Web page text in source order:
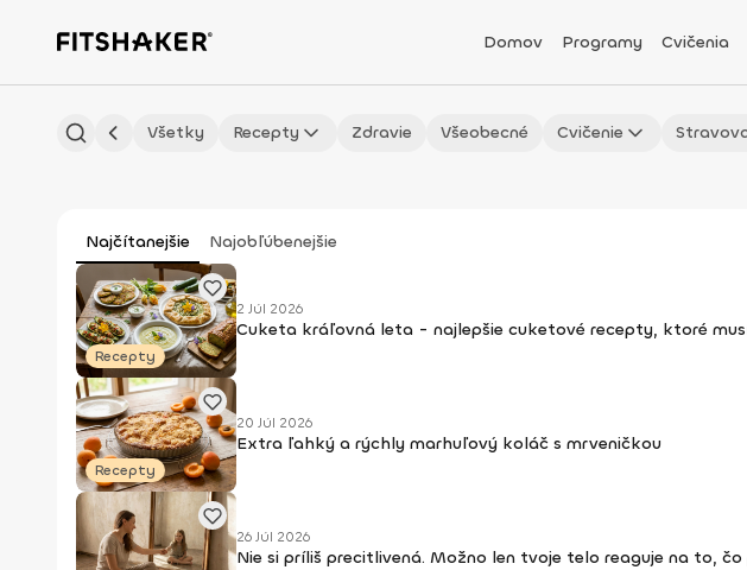
Domov Programy Cvičenia
Všetky Recepty Zdravie Všeobecné Cvičenie
Najčítanejšie Najobľúbenejšie
Recepty
2 Júl 2026
Cuketa kráľovná leta - najlepšie cuketové recepty, ktoré
Recepty
20 Júl 2026
Extra ľahký a rýchly marhuľový koláč s mrveničkou
26 Júl 2026
Nie si príliš precitlivená. Možno len tvoje telo reaguje na to,